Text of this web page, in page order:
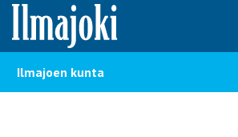
Hyppää sisältöön
Ilmajoen kunta